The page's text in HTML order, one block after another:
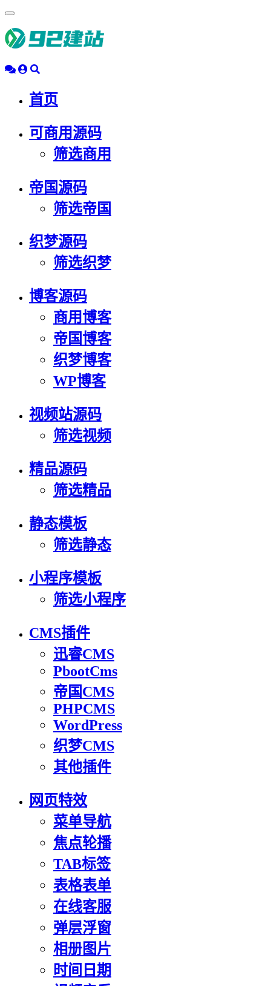
动
导
首页
可商用源码
筛选商用
帝国源码
筛选帝国
织梦源码
筛选织梦
博客源码
商用博客
帝国博客
织梦博客
WP博客
视频站源码
筛选视频
精品源码
筛选精品
静态模板
筛选静态
小程序模板
筛选小程序
CMS插件
迅睿CMS
PbootCms
帝国CMS
PHPCMS
WordPress
织梦CMS
其他插件
网页特效
菜单导航
焦点轮播
TAB标签
表格表单
在线客服
弹层浮窗
相册图片
时间日期